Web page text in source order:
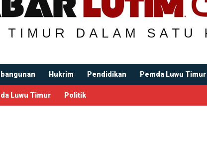
Hukrim Pendidikan Pemda Luwu Timur
Luwu Timur Politik